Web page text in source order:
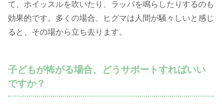
て、ホイッスルを吹いたり、ラッパを鳴らしたりするのも
効果的です。多くの場合、ヒグマは人間が騒々しいと感じ
ると、その場から立ち去ります。
子どもが怖がる場合、どうサポートすればいい
ですか？